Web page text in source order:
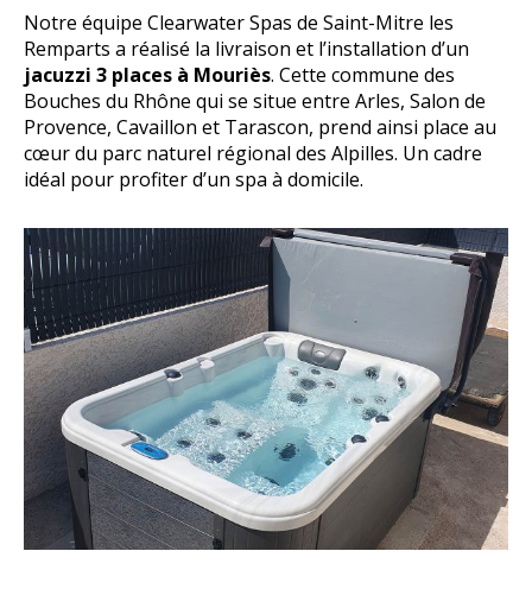
Notre équipe Clearwater Spas de Saint-Mitre les
Remparts a réalisé la livraison et l’installation d’un
jacuzzi 3 places à Mouriès. Cette commune des
Bouches du Rhône qui se situe entre Arles, Salon de
Provence, Cavaillon et Tarascon, prend ainsi place au
cœur du parc naturel régional des Alpilles. Un cadre
idéal pour profiter d’un spa à domicile.